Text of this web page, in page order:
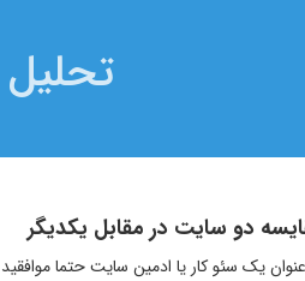
تحلیل
دو سایت در مقابل یکدیگر
یک سئو کار یا ادمین سایت حتما